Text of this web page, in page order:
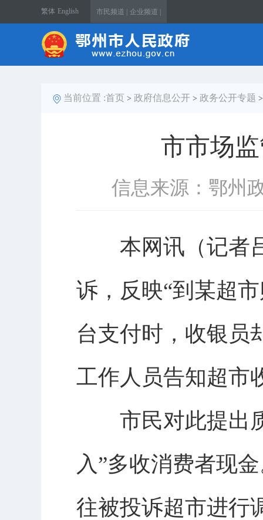
繁体 English 市民频道 | 企业频道 |
当前位置 :首页 > 政府信息公开 > 政务公开专题
市市场
信息来源：鄂州
本网讯（记者吕
诉，反映“到某超
台支付时，收银员
工作人员告知超市
市民对此提出质
入”多收消费者现
往被投诉超市进行